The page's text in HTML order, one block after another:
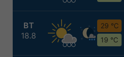
ВТ
18.8
29 °C
19 °C